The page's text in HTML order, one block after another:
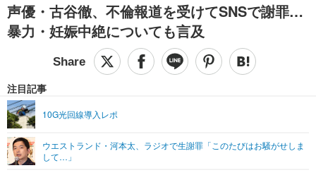
IT・デジタルTOP スマートフォン
ショッピング その他
SPEED TEST
エンタメTOP 映画・ドラマ
グラビア
ライフTOP
その他
リリース一覧
プッシュ通知の停止方法
声優・古谷徹、不倫報道を受けてSNSで謝罪…
暴力・妊娠中絶についても言及
注目記事
10G光回線導入レポ
ウエストランド・河本太、ラジオで生謝罪「このたびはお騒がせしま
して…」